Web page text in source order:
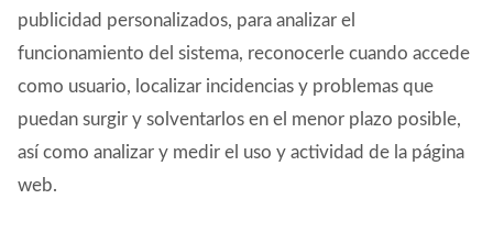
publicidad personalizados, para analizar el
funcionamiento del sistema, reconocerle cuando accede
como usuario, localizar incidencias y problemas que
puedan surgir y solventarlos en el menor plazo posible,
así como analizar y medir el uso y actividad de la página
web.